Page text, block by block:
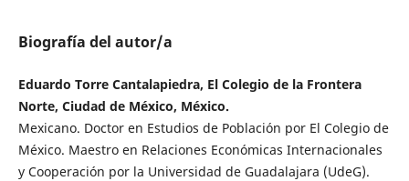
Biografía del autor/a
Eduardo Torre Cantalapiedra, El Colegio de la Frontera
Norte, Ciudad de México, México.
Mexicano. Doctor en Estudios de Población por El Colegio de
México. Maestro en Relaciones Económicas Internacionales
y Cooperación por la Universidad de Guadalajara (UdeG).